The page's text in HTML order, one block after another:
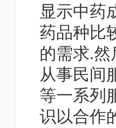
显示中药
药品种比
的需求.
从事民间
等一系列
识以合作